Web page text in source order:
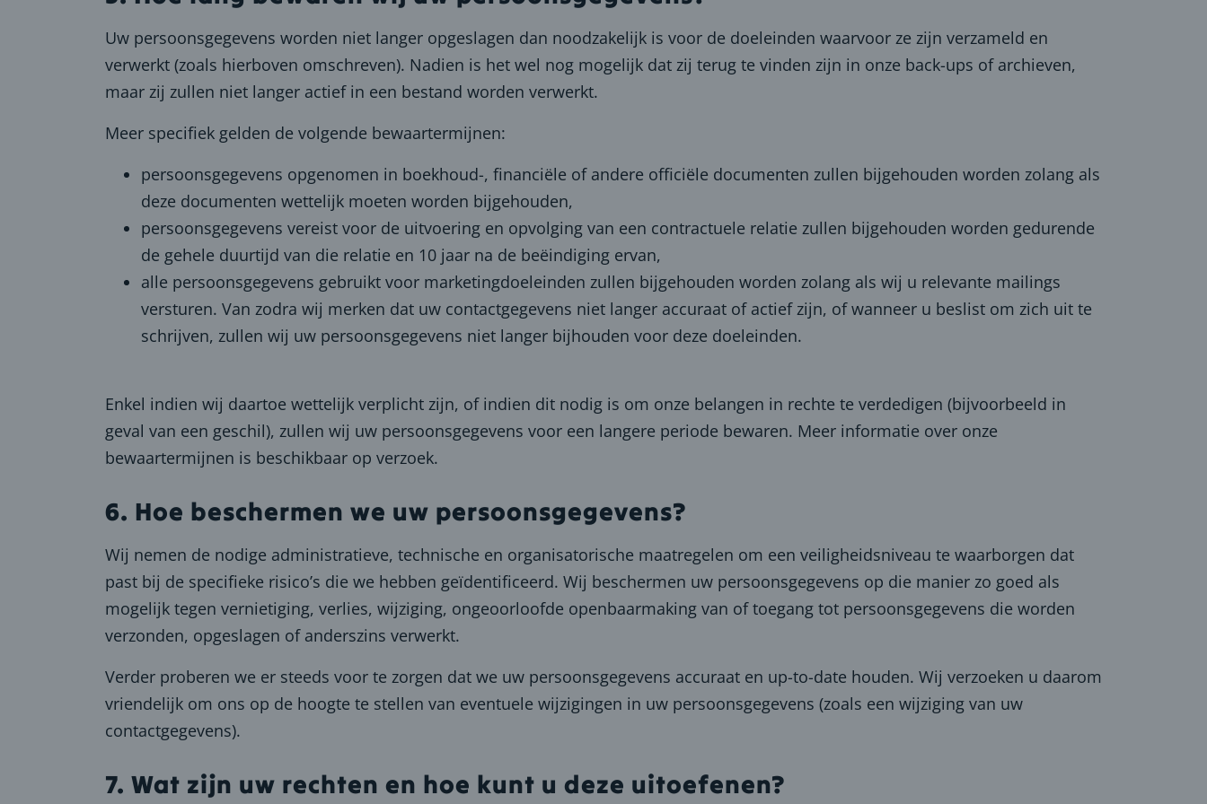
Uw persoonsgegevens worden niet langer opgeslagen dan noodzakelijk is voor de doeleinden waarvoor ze zijn verzameld en
verwerkt (zoals hierboven omschreven). Nadien is het wel nog mogelijk dat zij terug te vinden zijn in onze back-ups of archieven,
maar zij zullen niet langer actief in een bestand worden verwerkt.
Meer specifiek gelden de volgende bewaartermijnen:
persoonsgegevens opgenomen in boekhoud-, financiële of andere officiële documenten zullen bijgehouden worden zolang als
deze documenten wettelijk moeten worden bijgehouden,
persoonsgegevens vereist voor de uitvoering en opvolging van een contractuele relatie zullen bijgehouden worden gedurende
de gehele duurtijd van die relatie en 10 jaar na de beëindiging ervan,
alle persoonsgegevens gebruikt voor marketingdoeleinden zullen bijgehouden worden zolang als wij u relevante mailings
versturen. Van zodra wij merken dat uw contactgegevens niet langer accuraat of actief zijn, of wanneer u beslist om zich uit te
schrijven, zullen wij uw persoonsgegevens niet langer bijhouden voor deze doeleinden.
Enkel indien wij daartoe wettelijk verplicht zijn, of indien dit nodig is om onze belangen in rechte te verdedigen (bijvoorbeeld in
geval van een geschil), zullen wij uw persoonsgegevens voor een langere periode bewaren. Meer informatie over onze
bewaartermijnen is beschikbaar op verzoek.
6. Hoe beschermen we uw persoonsgegevens?
Wij nemen de nodige administratieve, technische en organisatorische maatregelen om een veiligheidsniveau te waarborgen dat
past bij de specifieke risico’s die we hebben geïdentificeerd. Wij beschermen uw persoonsgegevens op die manier zo goed als
mogelijk tegen vernietiging, verlies, wijziging, ongeoorloofde openbaarmaking van of toegang tot persoonsgegevens die worden
verzonden, opgeslagen of anderszins verwerkt.
Verder proberen we er steeds voor te zorgen dat we uw persoonsgegevens accuraat en up-to-date houden. Wij verzoeken u daarom
vriendelijk om ons op de hoogte te stellen van eventuele wijzigingen in uw persoonsgegevens (zoals een wijziging van uw
contactgegevens).
7. Wat zijn uw rechten en hoe kunt u deze uitoefenen?